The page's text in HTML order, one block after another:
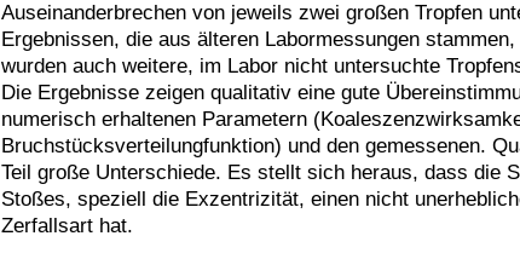
Auseinanderbrechen von jeweils zwei großen Tropfen
Ergebnissen, die aus älteren Labormessungen
wurden auch weitere, im Labor nicht untersuchte
Die Ergebnisse zeigen qualitativ eine gute
numerisch erhaltenen Parametern
Bruchstücksverteilungfunktion) und den gemessenen.
Teil große Unterschiede. Es stellt sich heraus, dass die
Stoßes, speziell die Exzentrizität, einen nicht
Zerfallsart hat.